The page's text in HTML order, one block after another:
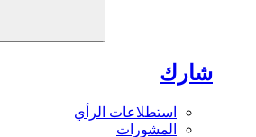
شارك
استطلاعات الرأي
المشورات